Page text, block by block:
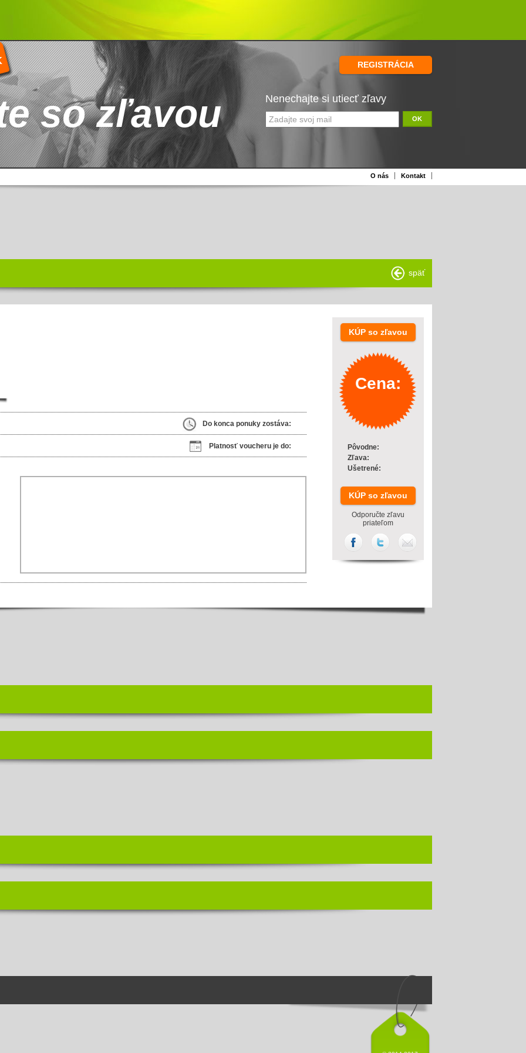
REGISTRÁCIA
so zľavou Nenechajte si utiecť zľavy
OK
O nás Kontakt
späť
Do konca ponuky zostáva:
Platnosť voucheru je do:
KÚP so zľavou
Cena:
Pôvodne:
Zľava:
Ušetrené:
KÚP so zľavou
Odporučte zľavu
priateľom